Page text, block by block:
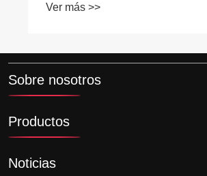
Ver más >>
Sobre nosotros
Productos
Noticias